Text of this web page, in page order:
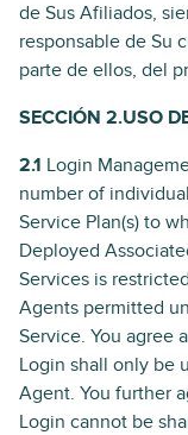
de Sus Afiliados,
responsable de Su
parte de ellos, del
SECCIÓN 2.USO
2.1 Login
number of
Service Plan(s) to
Deployed
Services is
Agents permitted
Service. You agree
Login shall only be
Agent. You further
Login cannot be